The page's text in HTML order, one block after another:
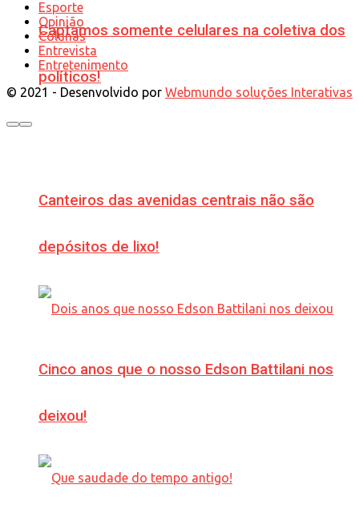
Captamos somente celulares na coletiva dos
políticos!
Canteiros das avenidas centrais não são
depósitos de lixo!
Cinco anos que o nosso Edson Battilani nos
deixou!
Esporte
Opinião
Colunas
Entrevista
Entretenimento
© 2021 - Desenvolvido por Webmundo soluções Interativas